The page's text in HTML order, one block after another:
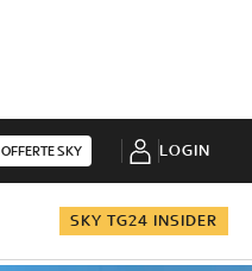
OFFERTE SKY LOGIN
SKY TG24 INSIDER